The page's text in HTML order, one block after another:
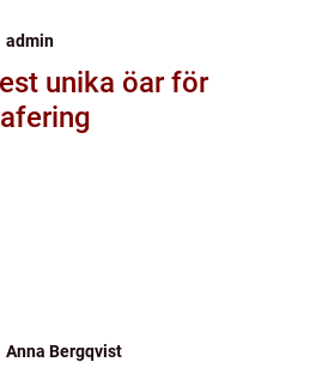
admin
unika öar för
Anna Bergqvist